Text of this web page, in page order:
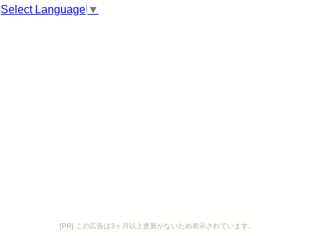
Select Language ▼
[PR] この広告は3ヶ月以上更新がないため表示されています。